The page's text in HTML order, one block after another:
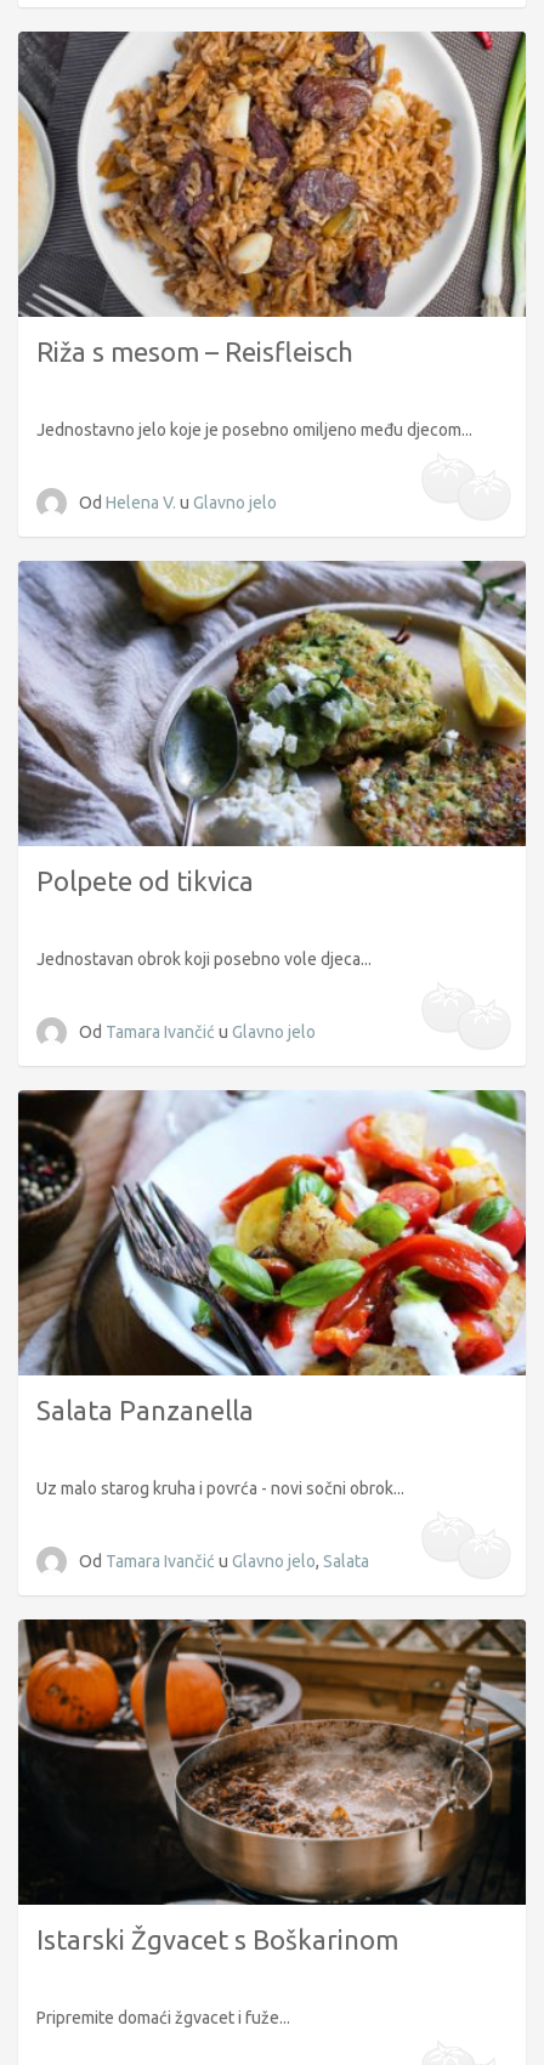
Riža s mesom – Reisfleisch
Jednostavno jelo koje je posebno omiljeno među djecom...
Od Helena V. u Glavno jelo
Polpete od tikvica
Jednostavan obrok koji posebno vole djeca...
Od Tamara Ivančić u Glavno jelo
Salata Panzanella
Uz malo starog kruha i povrća - novi sočni obrok...
Od Tamara Ivančić u Glavno jelo, Salata
Istarski Žgvacet s Boškarinom
Pripremite domaći žgvacet i fuže...